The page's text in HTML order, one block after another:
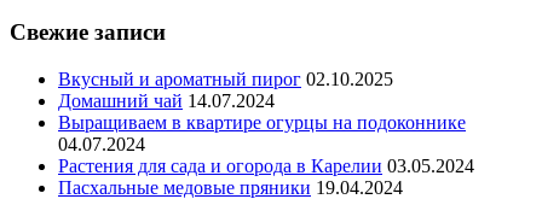
Свежие записи
Вкусный и ароматный пирог 02.10.2025
Домашний чай 14.07.2024
Выращиваем в квартире огурцы на подоконнике
04.07.2024
Растения для сада и огорода в Карелии 03.05.2024
Пасхальные медовые пряники 19.04.2024